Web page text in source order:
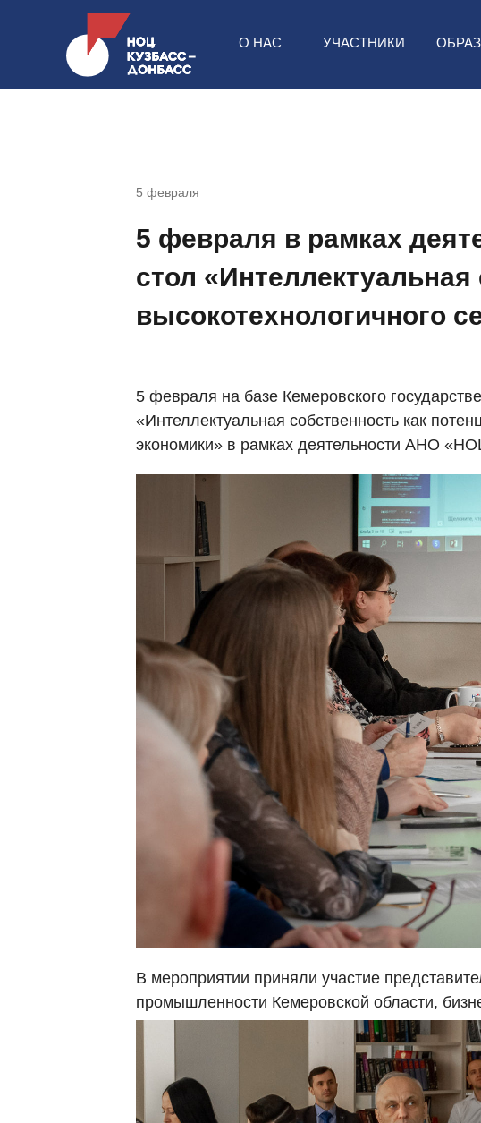
УЧАСТНИКИ
О НАС
5 февраля в рамках
стол «Интеллектуальная
высокотехнологичного
5 февраля
5 февраля на базе Кемеровского
«Интеллектуальная собственность как
экономики» в рамках деятельности АНО
В мероприятии приняли участие
промышленности Кемеровской области,